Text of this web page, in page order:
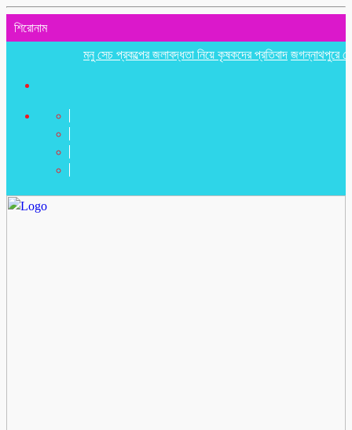
শিরোনাম
মনু সেচ প্রকল্পের জলাবদ্ধতা নিয়ে কৃষকদের প্রতিবাদ জগন্নাথপুরে নৌকা